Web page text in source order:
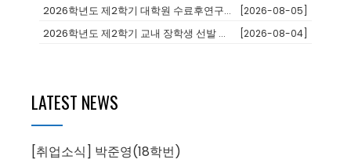
2026학년도 제2학기 대학원 수료후연구생 등록 안내 [2026-08-05]
2026학년도 제2학기 교내 장학생 선발 안내 [2026-08-04]
LATEST NEWS
[취업소식] 박준영(18학번)